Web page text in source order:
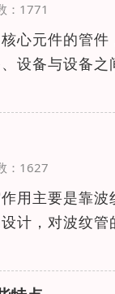
：1771
心元件的管
设备与设备
：1627
用主要是靠
计，对波纹